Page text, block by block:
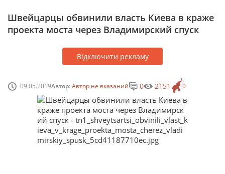
Швейцарцы обвинили власть Киева в краже
проекта моста через Владимирский спуск
Відключити рекламу
09.05.2019Автор:Автор не вказаний 0
0 2151